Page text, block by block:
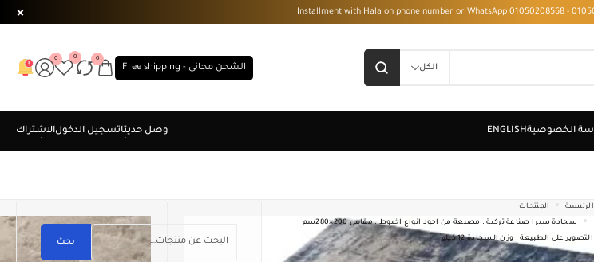
الكل الشحن مجانى - Free shipping
0
0
0
الرئيسية
المنتجات
سجادة سيرا صناعة تركية . مصنعة من اجود انواع اخيوط . مقاس 200×280سم .
التصوير على الطبيعة . وزن السجادة 12 كيلو
بحث